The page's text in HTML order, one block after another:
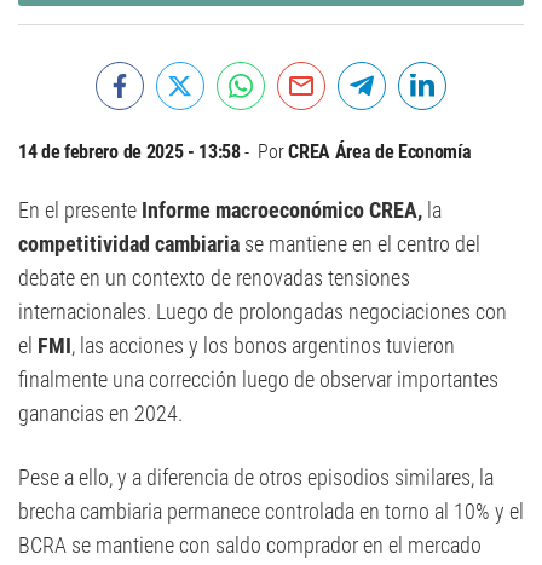
14 de febrero de 2025 - 13:58 PorCREA Área de Economía
En el presente Informe macroeconómico CREA, la
competitividad cambiaria se mantiene en el centro del
debate en un contexto de renovadas tensiones
internacionales. Luego de prolongadas negociaciones con
el FMI, las acciones y los bonos argentinos tuvieron
finalmente una corrección luego de observar importantes
ganancias en 2024.
Pese a ello, y a diferencia de otros episodios similares, la
brecha cambiaria permanece controlada en torno al 10% y el
BCRA se mantiene con saldo comprador en el mercado